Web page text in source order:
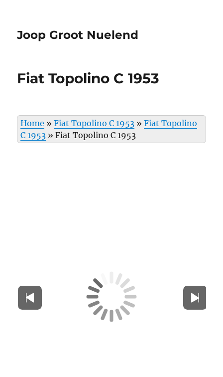
Joop Groot Nuelend
Fiat Topolino C 1953
Home »Fiat Topolino C 1953 »Fiat Topolino
C 1953 »Fiat Topolino C 1953